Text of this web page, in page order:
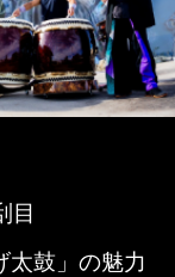
目
太鼓」の魅力